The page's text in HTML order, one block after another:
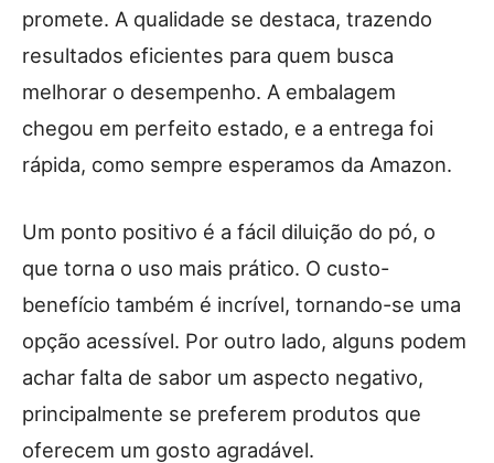
promete. A qualidade se destaca, trazendo
resultados eficientes para quem busca
melhorar o desempenho. A embalagem
chegou em perfeito estado, e a entrega foi
rápida, como sempre esperamos da Amazon.
Um ponto positivo é a fácil diluição do pó, o
que torna o uso mais prático. O custo-
benefício também é incrível, tornando-se uma
opção acessível. Por outro lado, alguns podem
achar falta de sabor um aspecto negativo,
principalmente se preferem produtos que
oferecem um gosto agradável.